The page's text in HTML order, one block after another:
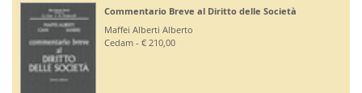
Commentario Breve al Diritto delle Società
Maffei Alberti Alberto
Cedam - € 210,00